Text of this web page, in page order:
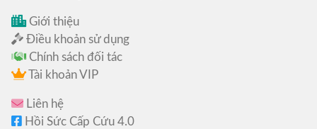
Giới thiệu
Điều khoản sử dụng
Chính sách đối tác
Tài khoản VIP
Liên hệ
Hồi Sức Cấp Cứu 4.0